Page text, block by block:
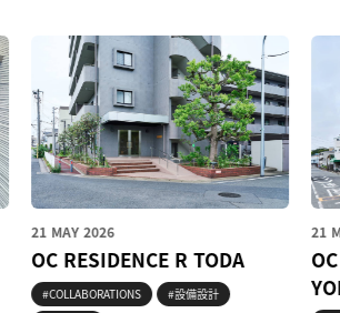
21 MAY 2026
OC RESIDENCE R TODA
#COLLABORATIONS
#設備設計
21 MAY
OC